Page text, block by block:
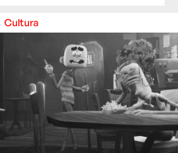
Cultura